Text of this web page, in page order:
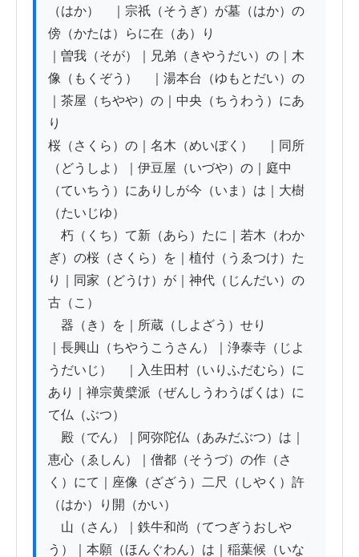
（はか）　｜宗祇（そうぎ）が墓（はか）の
傍（かたは）らに在（あ）り
｜曽我（そが）｜兄弟（きやうだい）の｜木
像（もくぞう）　｜湯本台（ゆもとだい）の
｜茶屋（ちやや）の｜中央（ちうわう）にあ
り
桜（さくら）の｜名木（めいぼく）　｜同所
（どうしよ）｜伊豆屋（いづや）の｜庭中
（ていちう）にありしが今（いま）は｜大樹
（たいじゆ）
朽（くち）て新（あら）たに｜若木（わか
ぎ）の桜（さくら）を｜植付（うゑつけ）た
り｜同家（どうけ）が｜神代（じんだい）の
古（こ）
器（き）を｜所蔵（しよざう）せり
｜長興山（ちやうこうさん）｜浄泰寺（じよ
うだいじ）　｜入生田村（いりふだむら）に
あり｜禅宗黄檗派（ぜんしうわうばくは）に
て仏（ぶつ）
殿（でん）｜阿弥陀仏（あみだぶつ）は｜
恵心（ゑしん）｜僧都（そうづ）の作（さ
く）にて｜座像（ざざう）二尺（しやく）許
（はか）り開（かい）
山（さん）｜鉄牛和尚（てつぎうおしや
う）｜本願（ほんぐわん）は｜稲葉候（いな